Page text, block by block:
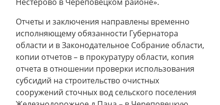
Отчеты и заключения направлены временно
исполняющему обязанности Губернатора
области и в Законодательное Собрание области,
копии отчетов – в прокуратуру области, копия
отчета в отношении проверки использования
субсидий на строительство очистных
сооружений сточных вод сельского поселения